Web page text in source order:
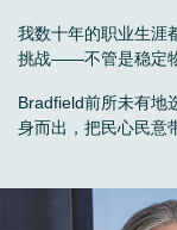
社区优先
我数十年的职业生涯
挑战——不管是稳定
Bradfield前所未有地
身而出，把民心民意